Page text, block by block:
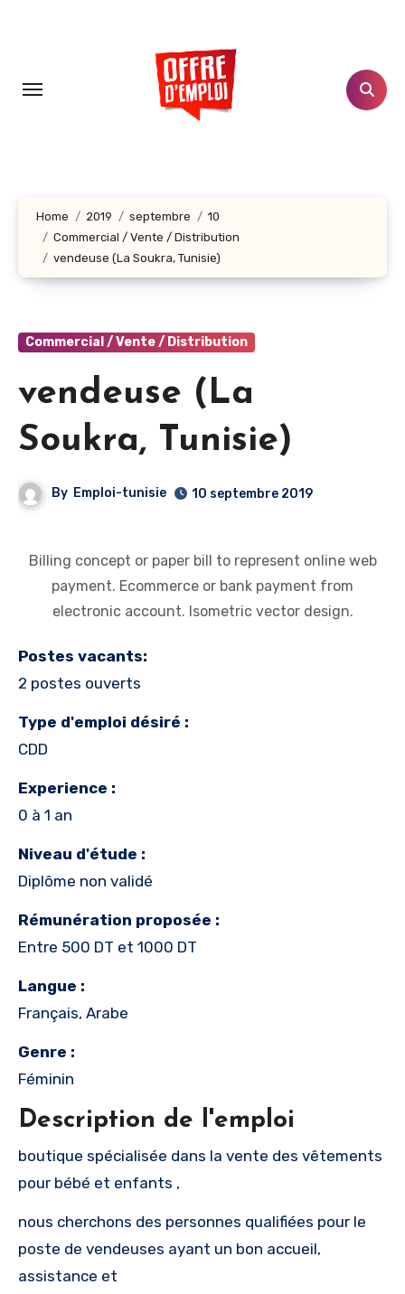
principal
Home 2019 septembre
10
Commercial / Vente / Distribution
vendeuse (La Soukra, Tunisie)
Commercial / Vente / Distribution
vendeuse (La
Soukra, Tunisie)
By Emploi-tunisie 10 septembre 2019
Billing concept or paper bill to represent online web
payment. Ecommerce or bank payment from
electronic account. Isometric vector design.
Postes vacants:
2 postes ouverts
Type d'emploi désiré :
CDD
Experience :
0 à 1 an
Niveau d'étude :
Diplôme non validé
Rémunération proposée :
Entre 500 DT et 1000 DT
Langue :
Français, Arabe
Genre :
Féminin
Description de l'emploi
boutique spécialisée dans la vente des vêtements
pour bébé et enfants ,
nous cherchons des personnes qualifiées pour le
poste de vendeuses ayant un bon accueil,
assistance et